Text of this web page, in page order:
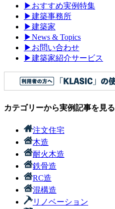
▶ おすすめ実例特集
▶建築事務所
▶建築家
▶News & Topics
▶ お問い合わせ
▶建築家紹介サービス
カテゴリーから実例記事を見る
注文住宅
木造
耐火木造
鉄骨造
RC造
混構造
リノベーション